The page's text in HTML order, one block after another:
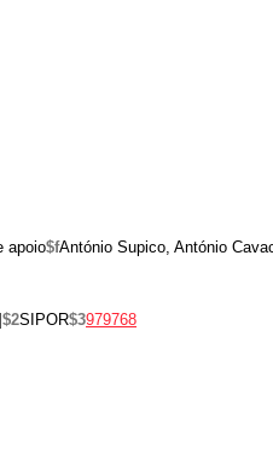
apoio$fAntónio Supico, António
$2SIPOR$3979768